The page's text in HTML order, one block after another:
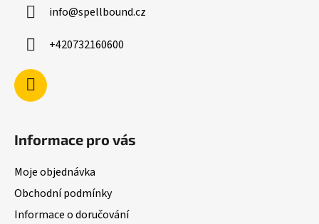
info@spellbound.cz
+420732160600
Informace pro vás
Moje objednávka
Obchodní podmínky
Informace o doručování